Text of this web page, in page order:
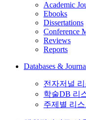
Academic
Ebooks
Dissertations
Conference
Reviews
Reports
Databases &
전자저널
학술DB 리
주제별 리스